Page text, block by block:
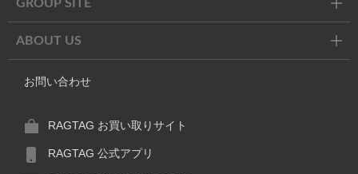
GROUP SITE
ABOUT US
お問い合わせ
RAGTAG お買い取りサイト
RAGTAG 公式アプリ